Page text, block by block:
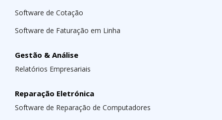
Software de Cotação
Software de Faturação em Linha
Gestão & Análise
Relatórios Empresariais
Reparação Eletrónica
Software de Reparação de Computadores